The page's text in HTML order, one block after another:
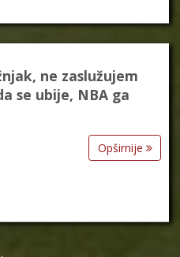
ne zaslužujem
se ubije, NBA ga
Opširnije